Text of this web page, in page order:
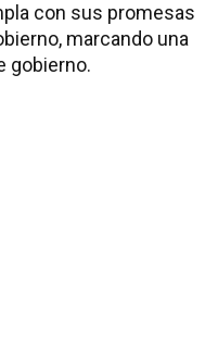
con sus promesas
marcando una
gobierno.